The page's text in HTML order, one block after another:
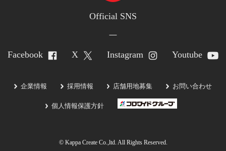
Official SNS
Facebook X Instagram Youtube
企業情報 採用情報 店舗用地募集 お問い合わせ
個人情報保護方針
© Kappa Create Co.,ltd. All Rights Reserved.